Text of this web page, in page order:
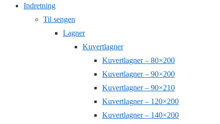
Indretning
Til sengen
Lagner
Kuvertlagner
Kuvertlagner – 80×200
Kuvertlagner – 90×200
Kuvertlagner – 90×210
Kuvertlagner – 120×200
Kuvertlagner – 140×200